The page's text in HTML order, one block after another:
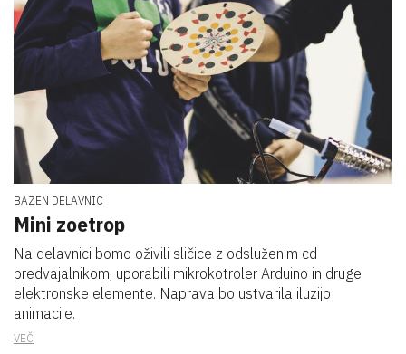
BAZEN DELAVNIC
Mini zoetrop
Na delavnici bomo oživili sličice z odsluženim cd
predvajalnikom, uporabili mikrokotroler Arduino in druge
elektronske elemente. Naprava bo ustvarila iluzijo
animacije.
VEČ